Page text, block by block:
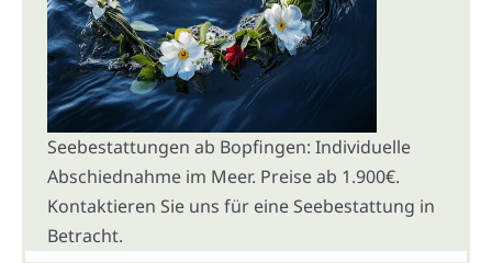
Seebestattungen ab Bopfingen: Individuelle
Abschiednahme im Meer. Preise ab 1.900€.
Kontaktieren Sie uns für eine Seebestattung in
Betracht.